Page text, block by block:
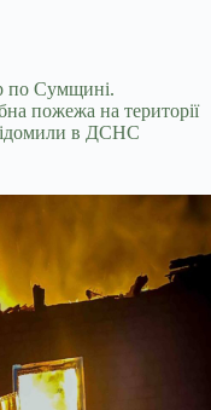
по Сумщині.
пожежа на території
в ДСНС